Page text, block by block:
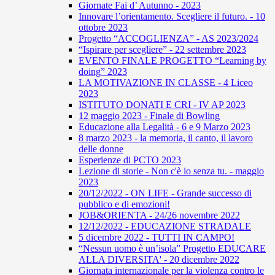
Giornate Fai d’ Autunno - 2023
Innovare l’orientamento. Scegliere il futuro. - 10
ottobre 2023
Progetto “ACCOGLIENZA” - AS 2023/2024
“Ispirare per scegliere” - 22 settembre 2023
EVENTO FINALE PROGETTO “Learning by
doing” 2023
LA MOTIVAZIONE IN CLASSE - 4 Liceo
2023
ISTITUTO DONATI E CRI - IV AP 2023
12 maggio 2023 - Finale di Bowling
Educazione alla Legalità - 6 e 9 Marzo 2023
8 marzo 2023 - la memoria, il canto, il lavoro
delle donne
Esperienze di PCTO 2023
Lezione di storie - Non c'è io senza tu. - maggio
2023
20/12/2022 - ON LIFE - Grande successo di
pubblico e di emozioni!
JOB&ORIENTA - 24/26 novembre 2022
12/12/2022 - EDUCAZIONE STRADALE
5 dicembre 2022 - TUTTI IN CAMPO!
“Nessun uomo è un’isola” Progetto EDUCARE
ALLA DIVERSITA' - 20 dicembre 2022
Giornata internazionale per la violenza contro le